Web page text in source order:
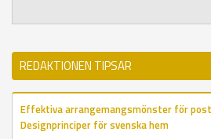
REDAKTIONEN TIPSAR
Effektiva arrangemangsmönster för
Designprinciper för svenska hem